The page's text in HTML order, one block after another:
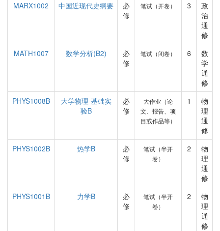
MARX1002 中国近现代史纲要
必
修
笔试（开卷） 3
政
治
通
修
MATH1007
数学分析(B2)
必
修
笔试（闭卷） 6
数
学
通
修
PHYS1008B
大学物理-基础实
验B
必
修
大作业（论
文、报告、项
目或作品等）
1
物
理
通
修
PHYS1002B
热学B
必
修
笔试（半开
卷）
2
物
理
通
修
PHYS1001B
力学B
必
修
笔试（半开
卷）
2
物
理
通
修